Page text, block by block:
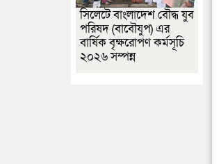
সিলেটে বাংলাদেশ বৌদ্ধ যুব
পরিষদ (বাবৌযুপ) এর
বার্ষিক বৃক্ষরোপণ কর্মসূচি
২০২৬ সম্পন্ন